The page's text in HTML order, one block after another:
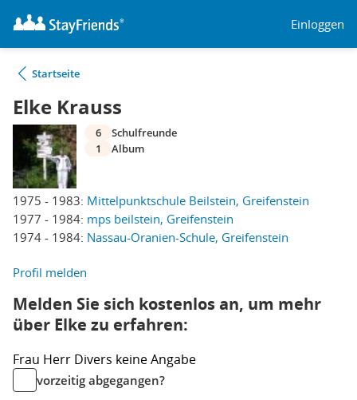
Einloggen
Startseite
Elke Krauss
1975 - 1983: Mittelpunktschule Beilstein, Greifenstein
1977 - 1984: mps beilstein, Greifenstein
1974 - 1984: Nassau-Oranien-Schule, Greifenstein
6
Schulfreunde
1
Album
Profil melden
Melden Sie sich kostenlos an, um mehr
über Elke zu erfahren:
Frau Herr Divers keine Angabe
vorzeitig abgegangen?